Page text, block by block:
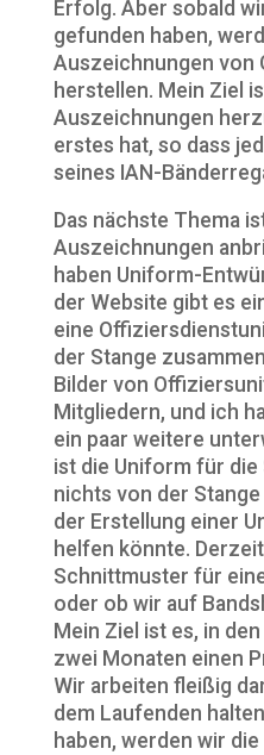
Erfolg. Aber sobald
gefunden haben,
Auszeichnungen von
herstellen. Mein Ziel
Auszeichnungen
erstes hat, so dass
seines IAN-
Das nächste Thema
Auszeichnungen
haben Uniform-
der Website gibt es
eine
der Stange
Bilder von
Mitgliedern, und ich
ein paar weitere
ist die Uniform für die
nichts von der
der Erstellung einer
helfen könnte.
Schnittmuster für
oder ob wir auf
Mein Ziel ist es, in
zwei Monaten einen
Wir arbeiten fleißig
dem Laufenden
haben, werden wir